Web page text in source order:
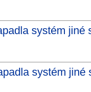
systém jiné
systém